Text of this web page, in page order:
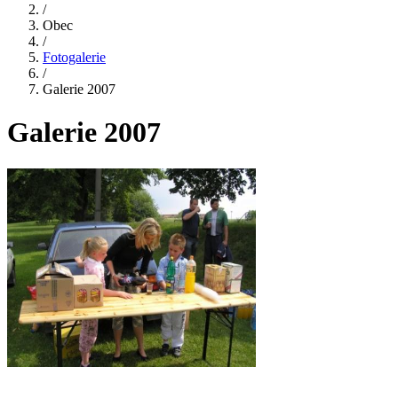
/
Obec
/
Fotogalerie
/
Galerie 2007
Galerie 2007